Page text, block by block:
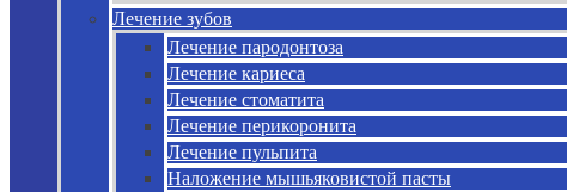
Лечение зубов
Лечение пародонтоза
Лечение кариеса
Лечение стоматита
Лечение перикоронита
Лечение пульпита
Наложение мышьяковистой пасты